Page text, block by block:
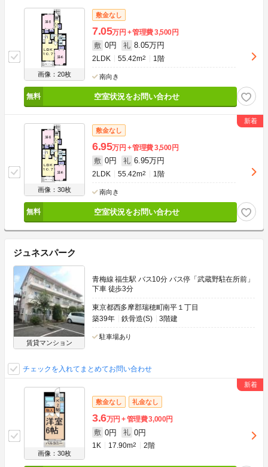
画像：20枚
敷金なし
7.05万円 管理費3,500円
敷 0円 礼 8.05万円
2LDK 55.42m2 1階
南向き
空室状況をお問い合わせ
画像：30枚
敷金なし
6.95万円 管理費3,500円
敷 0円 礼 6.95万円
2LDK 55.42m2 1階
南向き
空室状況をお問い合わせ
ジュネスパーク
賃貸マンション
青梅線 福生駅 バス10分 バス停「武蔵野駐在所前」
下車 徒歩3分
東京都西多摩郡瑞穂町南平１丁目
築39年
鉄骨造(S) 3階建
駐車場あり
チェックを入れてまとめてお問い合わせ
画像：30枚
敷金なし 礼金なし
3.6万円 管理費3,000円
敷 0円 礼 0円
1K 17.90m2 2階